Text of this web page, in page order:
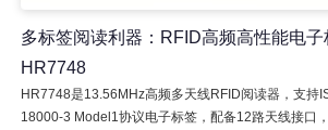
多标签阅读利器：RFID高频高性能电子
HR7748
HR7748是13.56MHz高频多天线RFID阅读器，支持
18000-3 Model1协议电子标签，配备12路天线接口